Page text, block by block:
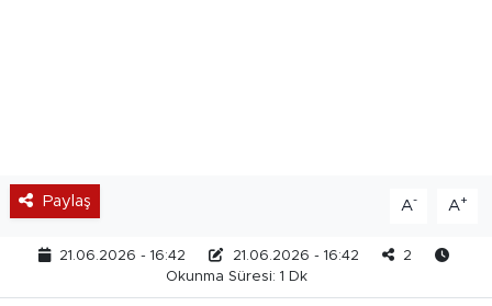
Paylaş A- A+
21.06.2026 - 16:42 21.06.2026 - 16:42
2
Okunma Süresi: 1 Dk